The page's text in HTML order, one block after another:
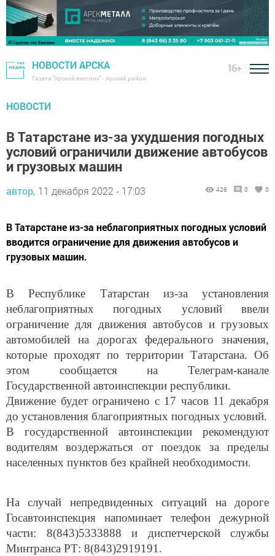
НОВОСТИ АРСКА
Газета "Арский вестник" - Арский район
16+
НОВОСТИ
В Татарстане из-за ухудшения погодных
условий ограничили движение автобусов
и грузовых машин
автор, 11 декабря 2022 - 17:03 428 0 0
В Татарстане из-за неблагоприятных погодных условий
вводится ограничение для движения автобусов и
грузовых машин.
В Республике Татарстан из-за установления
неблагоприятных погодных условий ввели
ограничение для движения автобусов и грузовых
автомобилей на дорогах федерального значения,
которые проходят по территории Татарстана. Об
этом сообщается на Телеграм-канале
Государственной автоинспекции республики.
Движение будет ограничено с 17 часов 11 декабря
до установления благоприятных погодных условий.
В государственной автоинспекции рекомендуют
водителям воздержаться от поездок за пределы
населенных пунктов без крайней необходимости.
На случай непредвиденных ситуаций на дороге
Госавтоинспекция напоминает телефон дежурной
части: 8(843)5333888 и диспетчерской службы
Минтранса РТ: 8(843)2919191.